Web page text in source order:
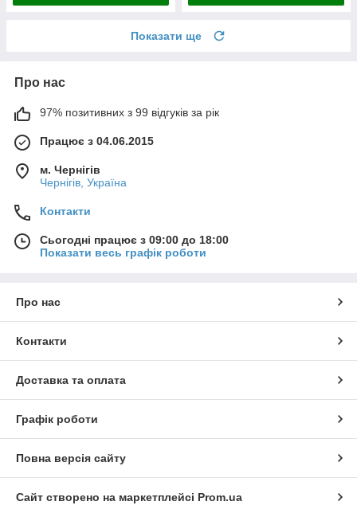
Показати ще
Про нас
97% позитивних з 99 відгуків за рік
Працює з 04.06.2015
м. Чернігів
Чернігів, Україна
Контакти
Сьогодні працює з 09:00 до 18:00
Показати весь графік роботи
Про нас
Контакти
Доставка та оплата
Графік роботи
Повна версія сайту
Сайт створено на маркетплейсі Prom.ua